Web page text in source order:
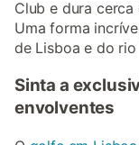
Club e dura
Uma forma
de Lisboa e do rio
Sinta a
envolventes